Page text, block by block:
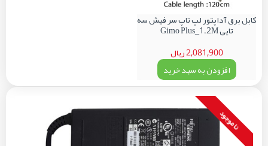
کابل برق آداپتور لپ تاپ سر فیش سه
تایی Gimo Plus_1.2M
2,081,900 ریال
افزودن به سبد خرید
نا موجود